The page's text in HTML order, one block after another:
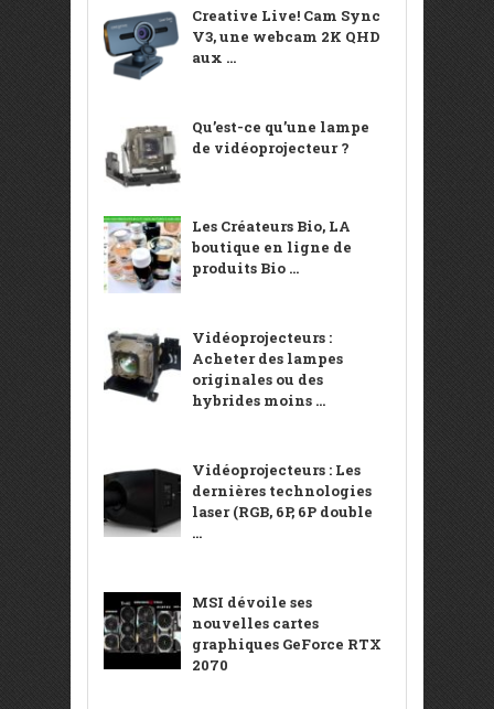
Creative Live! Cam Sync
V3, une webcam 2K QHD
aux ...
Qu’est-ce qu’une lampe
de vidéoprojecteur ?
Les Créateurs Bio, LA
boutique en ligne de
produits Bio ...
Vidéoprojecteurs :
Acheter des lampes
originales ou des
hybrides moins ...
Vidéoprojecteurs : Les
dernières technologies
laser (RGB, 6P, 6P double
...
MSI dévoile ses
nouvelles cartes
graphiques GeForce RTX
2070